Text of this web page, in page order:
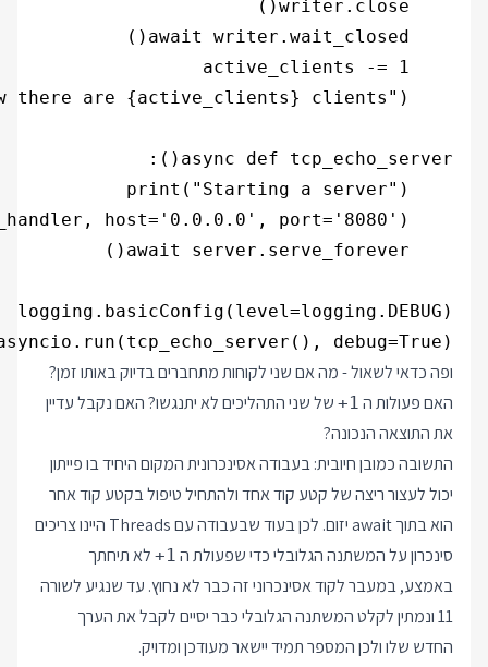
debug=True)
ופה כדאי לשאול - מה אם שני לקוחות מתחברים בדיוק באותו זמן?
האם פעולות ה +1 של שני התהליכים לא יתנגשו? האם נקבל עדיין
את התוצאה הנכונה?
התשובה כמובן חיובית: בעבודה אסינכרונית המקום היחיד בו פייתון
יכול לעצור ריצה של קטע קוד אחד ולהתחיל טיפול בקטע קוד אחר
הוא בתוך await יזום. לכן בעוד שבעבודה עם Threads היינו צריכים
סינכרון על המשתנה הגלובלי כדי שפעולת ה +1 לא תיחתך
באמצע, במעבר לקוד אסינכרוני זה כבר לא נחוץ. עד שנגיע לשורה
11 ונמתין לקלט המשתנה הגלובלי כבר יסיים לקבל את הערך
החדש שלו ולכן המספר תמיד יישאר מעודכן ומדויק.